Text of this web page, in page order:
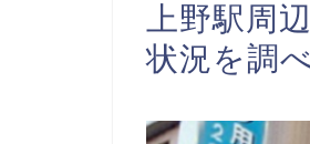
上野駅周
状況を調